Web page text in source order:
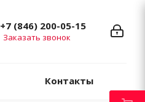
+7 (846) 200-05-15
Заказать звонок
Контакты